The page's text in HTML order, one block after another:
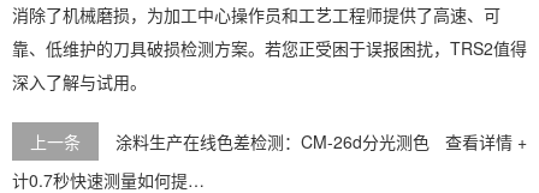
消除了机械磨损，为加工中心操作员和工艺工程师提供了高速、可
靠、低维护的刀具破损检测方案。若您正受困于误报困扰，TRS2值得
深入了解与试用。
上一条 查看详情 +
涂料生产在线色差检测：CM-26d分光测色
计0.7秒快速测量如何提…